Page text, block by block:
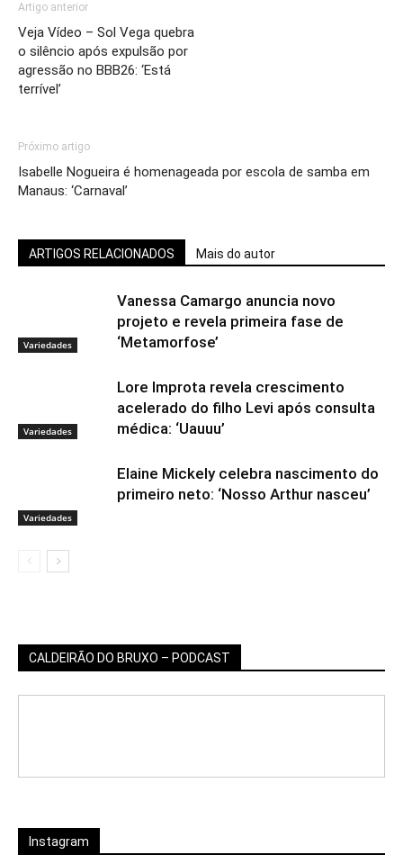
Artigo anterior
Veja Vídeo – Sol Vega quebra
o silêncio após expulsão por
agressão no BBB26: ‘Está
terrível’
Próximo artigo
Isabelle Nogueira é homenageada por escola de samba em
Manaus: ‘Carnaval’
ARTIGOS RELACIONADOS Mais do autor
Variedades
Vanessa Camargo anuncia novo
projeto e revela primeira fase de
‘Metamorfose’
Variedades
Lore Improta revela crescimento
acelerado do filho Levi após consulta
médica: ‘Uauuu’
Variedades
Elaine Mickely celebra nascimento do
primeiro neto: ‘Nosso Arthur nasceu’
CALDEIRÃO DO BRUXO – PODCAST
Instagram